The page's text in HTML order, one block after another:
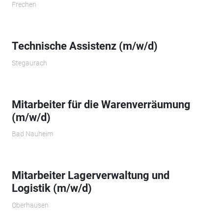
Frechen
Technische Assistenz (m/w/d)
Stegaurach
Mitarbeiter für die Warenverräumung
(m/w/d)
Bad Nauheim
Mitarbeiter Lagerverwaltung und
Logistik (m/w/d)
Oberhausen